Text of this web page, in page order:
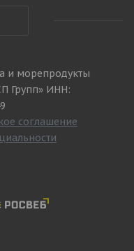
и морепродукты
Групп» ИНН:
соглашение